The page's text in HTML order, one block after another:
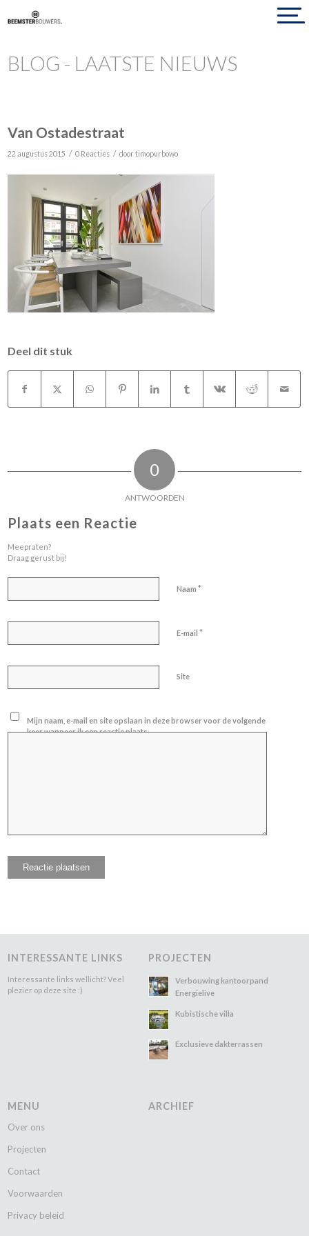
BLOG - LAATSTE NIEUWS
Van Ostadestraat
22 augustus 2015 / 0 Reacties / doortimopurbowo
Deel dit stuk
0
ANTWOORDEN
Plaats een Reactie
Meepraten?
Draag gerust bij!
Naam*
E-mail*
Site
Mijn naam, e-mail en site opslaan in deze browser voor de volgende
keer wanneer ik een reactie plaats.
INTERESSANTE LINKS
Interessante links wellicht? Veel
plezier op deze site :)
PROJECTEN
Verbouwing kantoorpand
Energielive
Kubistische villa
Exclusieve dakterrassen
MENU
Over ons
Projecten
Contact
Voorwaarden
Privacy beleid
ARCHIEF